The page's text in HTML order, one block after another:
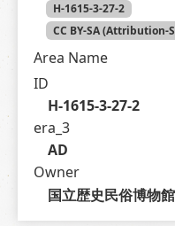
H-1615-3-27-2
CC BY-SA (Attribution-
Area Name
ID
H-1615-3-27-2
era_3
AD
Owner
国立歴史民俗博物館